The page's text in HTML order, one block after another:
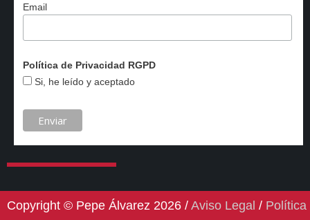
Email
Política de Privacidad RGPD
Si, he leído y aceptado
Copyright © Pepe Álvarez 2026 / Aviso Legal / Política